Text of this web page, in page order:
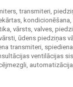
transmiteri,
vārsts, valves,
ūdens piedziņas
transmiteri,
ventilācijas
ventilācija, aktuators,